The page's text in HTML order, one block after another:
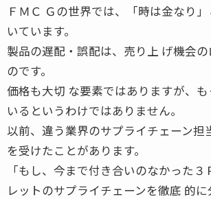
ＦＭＣ Ｇの世界では、「時は金なり
いています。
製品の遅配・誤配は、売り上 げ機会
のです。
価格も大切 な要素ではありますが、
いるというわけではありません。
以前、違う業界のサプライチェーン担
を受けたことがあります。
「もし、今まで付き合いのなかった
レットのサプライチェーンを徹底 的